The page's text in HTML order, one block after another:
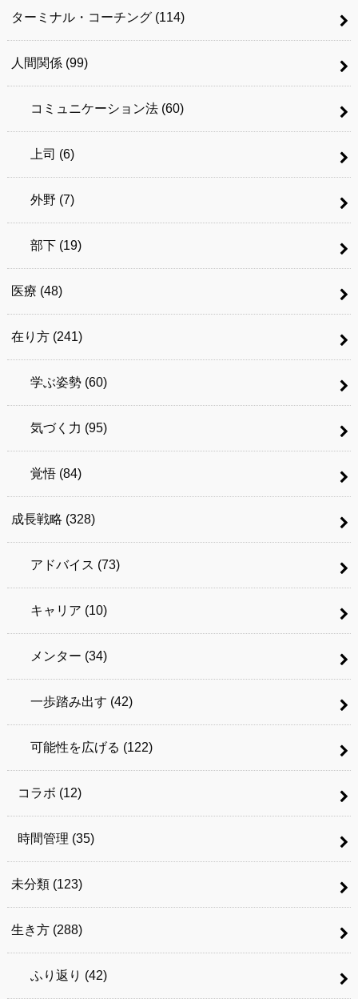
ターミナル・コーチング (114)
人間関係 (99)
コミュニケーション法 (60)
上司 (6)
外野 (7)
部下 (19)
医療 (48)
在り方 (241)
学ぶ姿勢 (60)
気づく力 (95)
覚悟 (84)
成長戦略 (328)
アドバイス (73)
キャリア (10)
メンター (34)
一歩踏み出す (42)
可能性を広げる (122)
コラボ (12)
時間管理 (35)
未分類 (123)
生き方 (288)
ふり返り (42)